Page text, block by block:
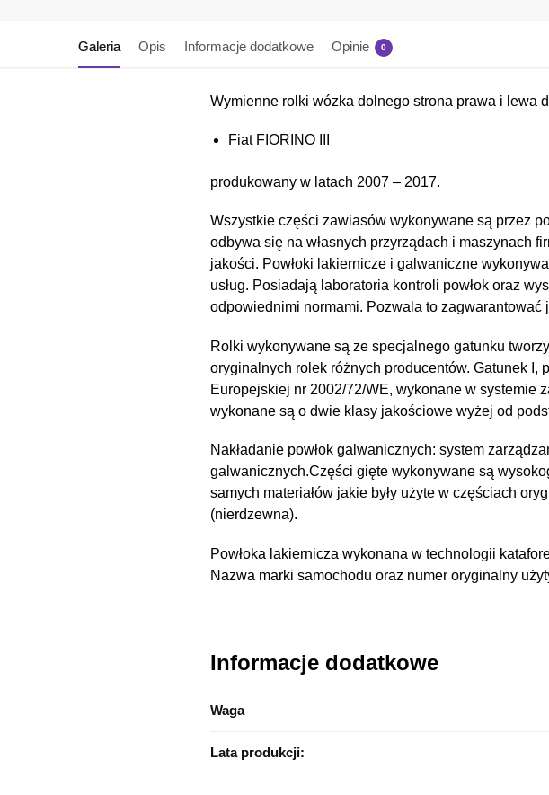
Galeria Opis Informacje dodatkowe Opinie 0
Wymienne rolki wózka dolnego strona prawa i lewa
Fiat FIORINO III
produkowany w latach 2007 – 2017.
Wszystkie części zawiasów wykonywane są przez
odbywa się na własnych przyrządach i maszynach
jakości. Powłoki lakiernicze i galwaniczne
usług. Posiadają laboratoria kontroli powłok oraz
odpowiednimi normami. Pozwala to zagwarantować
Rolki wykonywane są ze specjalnego gatunku
oryginalnych rolek różnych producentów. Gatunek I,
Europejskiej nr 2002/72/WE, wykonane w systemie
wykonane są o dwie klasy jakościowe wyżej od
Nakładanie powłok galwanicznych: system
galwanicznych.Części gięte wykonywane są
samych materiałów jakie były użyte w częściach
(nierdzewna).
Powłoka lakiernicza wykonana w technologii
Nazwa marki samochodu oraz numer oryginalny
Informacje dodatkowe
Waga
Lata produkcji: